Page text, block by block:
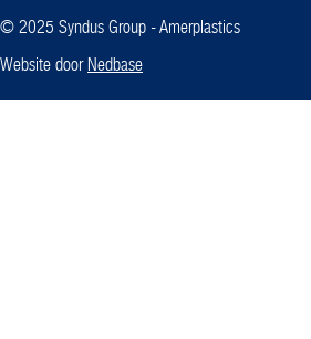
© 2025 Syndus Group - Amerplastics
Website door Nedbase